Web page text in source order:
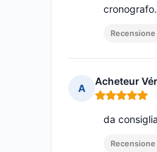
cronografo.
A
Acheteur
Nota: 5 su 5
da